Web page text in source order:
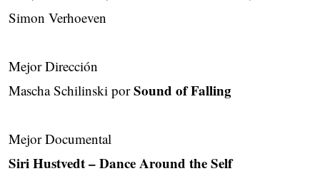
Simon Verhoeven
Mejor Dirección
Mascha Schilinski porSound of Falling
Mejor Documental
Siri Hustvedt – Dance Around the Self